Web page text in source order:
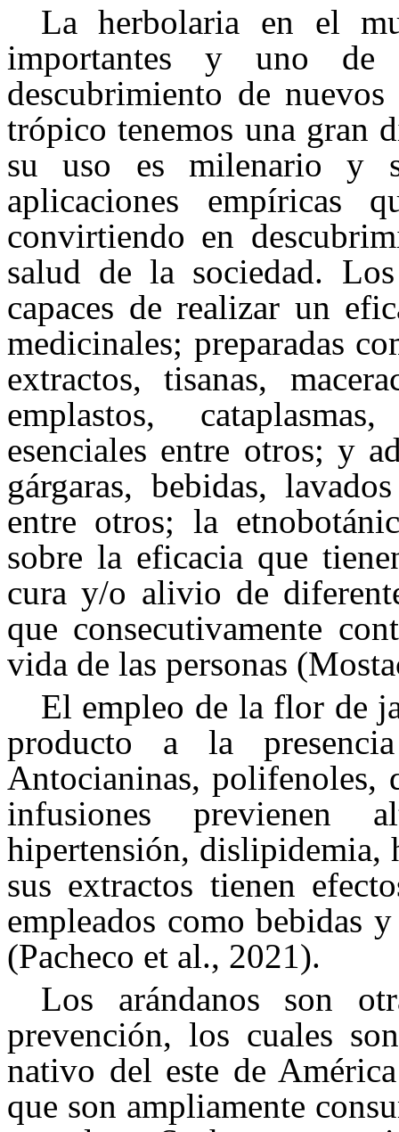
La herbolaria en el
importantes y uno
descubrimiento de
trópico tenemos una gran
su uso es milenario y
aplicaciones
convirtiendo en
salud de la sociedad.
capaces de realizar un
medicinales; preparadas
extractos, tisanas,
emplastos,
esenciales entre otros; y
gárgaras, bebidas,
entre otros; la
sobre la eficacia que
cura y/o alivio de
que consecutivamente
vida de las personas
El empleo de la flor de
producto a la
Antocianinas, polifenoles,
infusiones previenen
hipertensión, dislipidemia,
sus extractos tienen
empleados como bebidas
(Pacheco et al., 2021).
Los arándanos son
prevención, los cuales
nativo del este de
que son ampliamente